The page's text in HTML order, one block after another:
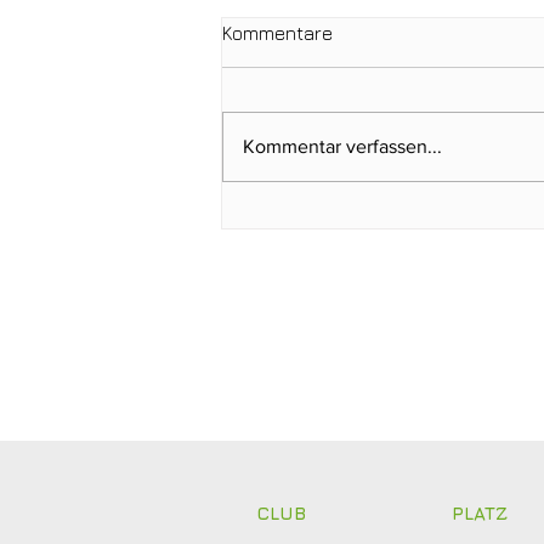
Kommentare
Kommentar verfassen...
CLUB PLATZ